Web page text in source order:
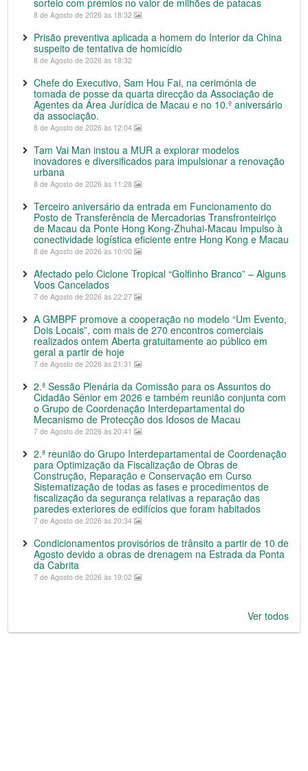
sorteio com prémios no valor de milhões de patacas
8 de Agosto de 2026 às 18:32
Prisão preventiva aplicada a homem do Interior da China
suspeito de tentativa de homicídio
8 de Agosto de 2026 às 18:32
Chefe do Executivo, Sam Hou Fai, na cerimónia de
tomada de posse da quarta direcção da Associação de
Agentes da Área Jurídica de Macau e no 10.º aniversário
da associação.
8 de Agosto de 2026 às 12:04
Tam Vai Man instou a MUR a explorar modelos
inovadores e diversificados para impulsionar a renovação
urbana
8 de Agosto de 2026 às 11:28
Terceiro aniversário da entrada em Funcionamento do
Posto de Transferência de Mercadorias Transfronteiriço
de Macau da Ponte Hong Kong-Zhuhai-Macau Impulso à
conectividade logística eficiente entre Hong Kong e Macau
8 de Agosto de 2026 às 10:00
Afectado pelo Ciclone Tropical “Golfinho Branco” – Alguns
Voos Cancelados
7 de Agosto de 2026 às 22:27
A GMBPF promove a cooperação no modelo “Um Evento,
Dois Locais”, com mais de 270 encontros comerciais
realizados ontem Aberta gratuitamente ao público em
geral a partir de hoje
7 de Agosto de 2026 às 21:31
2.ª Sessão Plenária da Comissão para os Assuntos do
Cidadão Sénior em 2026 e também reunião conjunta com
o Grupo de Coordenação Interdepartamental do
Mecanismo de Protecção dos Idosos de Macau
7 de Agosto de 2026 às 20:41
2.ª reunião do Grupo Interdepartamental de Coordenação
para Optimização da Fiscalização de Obras de
Construção, Reparação e Conservação em Curso
Sistematização de todas as fases e procedimentos de
fiscalização da segurança relativas a reparação das
paredes exteriores de edifícios que foram habitados
7 de Agosto de 2026 às 20:34
Condicionamentos provisórios de trânsito a partir de 10 de
Agosto devido a obras de drenagem na Estrada da Ponta
da Cabrita
7 de Agosto de 2026 às 19:02
Ver todos